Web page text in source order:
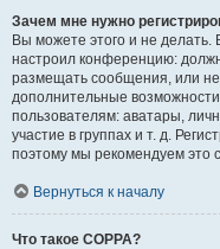
Зачем мне нужно
Вы можете этого и не делать.
настроил конференцию:
размещать сообщения, или
дополнительные
пользователям: аватары,
участие в группах и т. д.
поэтому мы рекомендуем это
Вернуться к началу
Что такое COPPA?